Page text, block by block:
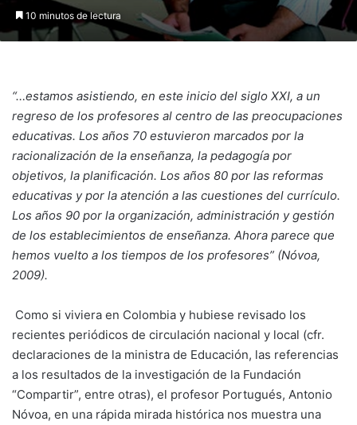
10 minutos de lectura
“…estamos asistiendo, en este inicio del siglo XXI, a un
regreso de los profesores al centro de las preocupaciones
educativas. Los años 70 estuvieron marcados por la
racionalización de la enseñanza, la pedagogía por
objetivos, la planificación. Los años 80 por las reformas
educativas y por la atención a las cuestiones del currículo.
Los años 90 por la organización, administración y gestión
de los establecimientos de enseñanza. Ahora parece que
hemos vuelto a los tiempos de los profesores” (Nóvoa,
2009).
Como si viviera en Colombia y hubiese revisado los
recientes periódicos de circulación nacional y local (cfr.
declaraciones de la ministra de Educación, las referencias
a los resultados de la investigación de la Fundación
“Compartir”, entre otras), el profesor Portugués, Antonio
Nóvoa, en una rápida mirada histórica nos muestra una